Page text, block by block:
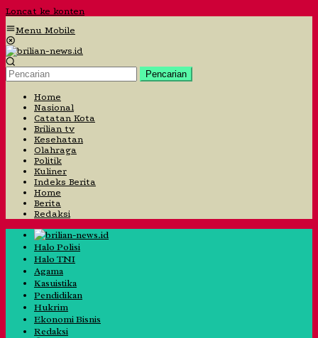
Loncat ke konten
Menu Mobile
Pencarian
Home
Nasional
Catatan Kota
Brilian tv
Kesehatan
Olahraga
Politik
Kuliner
Indeks Berita
Home
Berita
Redaksi
Halo Polisi
Halo TNI
Agama
Kasuistika
Pendidikan
Hukrim
Ekonomi Bisnis
Redaksi